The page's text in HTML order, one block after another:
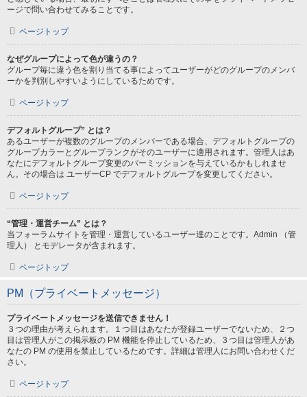
ージで問い合わせてみることです。
ページトップ
なぜグループによって色が違うの？
グループ毎に違う色を割り当てる事によってユーザーがどのグループのメンバ
ーかを判別しやすいようにしているためです。
ページトップ
デフォルトグループ” とは？
あるユーザーが複数のグループのメンバーである場合、デフォルトグループの
グループカラーとグループランクがそのユーザーに適用されます。管理人はあ
なたにデフォルトグループ変更のパーミッションを与えているかもしれませ
ん。その場合は ユーザーCP でデフォルトグループを変更してください。
ページトップ
“管理・運営チーム” とは？
当フォーラムサイトを管理・運営しているユーザー達のことです。Admin （管
理人） とモデレータが含まれます。
ページトップ
PM（プライベートメッセージ）
プライベートメッセージを送信できません！
３つの理由が考えられます。１つ目はあなたが登録ユーザーでないため、２つ
目は管理人がこの掲示板の PM 機能を停止しているため、３つ目は管理人があ
なたの PM の使用を禁止しているためです。詳細は管理人にお問い合わせくだ
さい。
ページトップ